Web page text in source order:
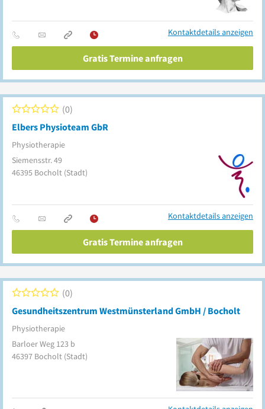
Kontaktdetails anzeigen
Gratis Termine anfragen
Elbers Physioteam GbR
Physiotherapie
0
Siemensstr. 49
46395 Bocholt (Stadt)
Kontaktdetails anzeigen
Gratis Termine anfragen
Gesundheitszentrum Westmünsterland GmbH / Bocholt
Physiotherapie
0
Barloer Weg 123 b
46397 Bocholt (Stadt)